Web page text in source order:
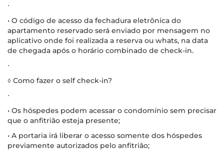
∙
• O código de acesso da fechadura eletrônica do
apartamento reservado será enviado por mensagem no
aplicativo onde foi realizada a reserva ou whats, na data
de chegada após o horário combinado de check-in.
∙
◊ Como fazer o self check-in?
∙
• Os hóspedes podem acessar o condomínio sem precisar
que o anfitrião esteja presente;
• A portaria irá liberar o acesso somente dos hóspedes
previamente autorizados pelo anfitrião;